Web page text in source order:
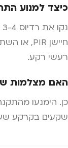
כיצד למנוע
חיישן PIR, או השתמשו במערכת
רעשי רקע.
האם מצלמות
כן. הימנעו
שקעים בקרקע